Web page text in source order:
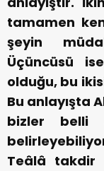
tamamen
şeyin
Üçüncüsü
olduğu, bu
Bu anlayışta
bizler belli
Teâlâ takdir